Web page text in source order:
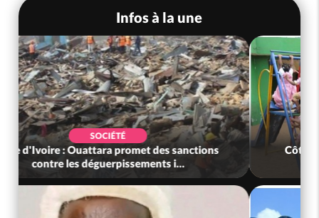
Infos à la une
POLITIQUE
Côte d'Ivoire : Après le pari réussi du 66e
anniversaire, Adama Bictogo : «...